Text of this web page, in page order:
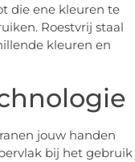
die ene kleuren te
Roestvrij staal
kleuren en
jouw handen
bij het gebruik